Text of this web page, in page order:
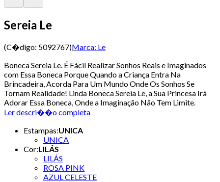
Sereia Le
(C�digo: 5092767)Marca: Le
Boneca Sereia Le. É Fácil Realizar Sonhos Reais e Imaginados
com Essa Boneca Porque Quando a Criança Entra Na
Brincadeira, Acorda Para Um Mundo Onde Os Sonhos Se
Tornam Realidade! Linda Boneca Sereia Le, a Sua Princesa Irá
Adorar Essa Boneca, Onde a Imaginação Não Tem Limite.
Ler descri��o completa
Estampas:UNICA
UNICA
Cor:LILÁS
LILÁS
ROSA PINK
AZUL CELESTE